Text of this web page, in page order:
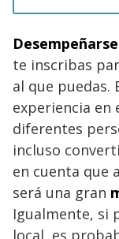
te inscribas
al que
experiencia en
diferentes
incluso
en cuenta que
será una gran
Igualmente, si
local, es